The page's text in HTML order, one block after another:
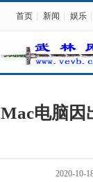
首页 新闻 娱乐
Mac电脑因
2020-10-